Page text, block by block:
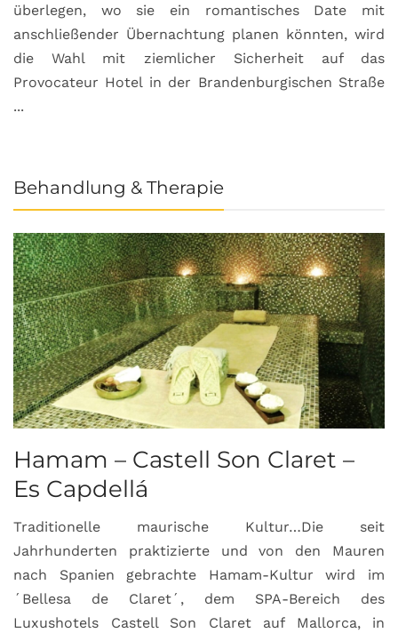
überlegen, wo sie ein romantisches Date mit
anschließender Übernachtung planen könnten, wird
die Wahl mit ziemlicher Sicherheit auf das
Provocateur Hotel in der Brandenburgischen Straße
...
Behandlung & Therapie
Hamam – Castell Son Claret –
Es Capdellá
Traditionelle maurische Kultur…Die seit
Jahrhunderten praktizierte und von den Mauren
nach Spanien gebrachte Hamam-Kultur wird im
´Bellesa de Claret´, dem SPA-Bereich des
Luxushotels Castell Son Claret auf Mallorca, in